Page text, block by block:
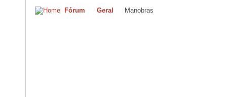
Fórum Geral Manobras